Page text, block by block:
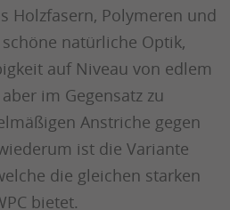
Holzfasern, Polymeren und
natürliche Optik,
auf Niveau von edlem
im Gegensatz zu
Anstriche gegen
ist die Variante
die gleichen starken
bietet.